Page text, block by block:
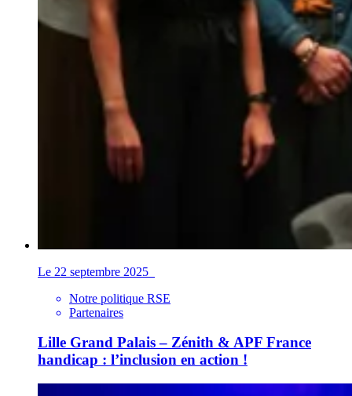
Le 22 septembre 2025
Notre politique RSE
Partenaires
Lille Grand Palais – Zénith & APF France
handicap : l’inclusion en action !